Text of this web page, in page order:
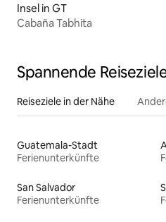
Insel in GT
Cabaña Tabhita
Spannende
Reiseziele in der Nähe
Guatemala-Stadt
Ferienunterkünfte
San Salvador
Ferienunterkünfte